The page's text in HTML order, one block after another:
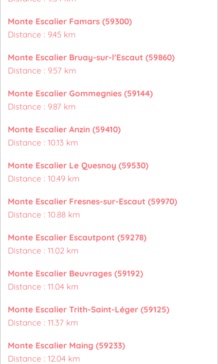
Monte Escalier Famars (59300)
Distance : 9.45 km
Monte Escalier Bruay-sur-l'Escaut (59860)
Distance : 9.57 km
Monte Escalier Gommegnies (59144)
Distance : 9.87 km
Monte Escalier Anzin (59410)
Distance : 10.13 km
Monte Escalier Le Quesnoy (59530)
Distance : 10.49 km
Monte Escalier Fresnes-sur-Escaut (59970)
Distance : 10.88 km
Monte Escalier Escautpont (59278)
Distance : 11.02 km
Monte Escalier Beuvrages (59192)
Distance : 11.04 km
Monte Escalier Trith-Saint-Léger (59125)
Distance : 11.37 km
Monte Escalier Maing (59233)
Distance : 12.04 km